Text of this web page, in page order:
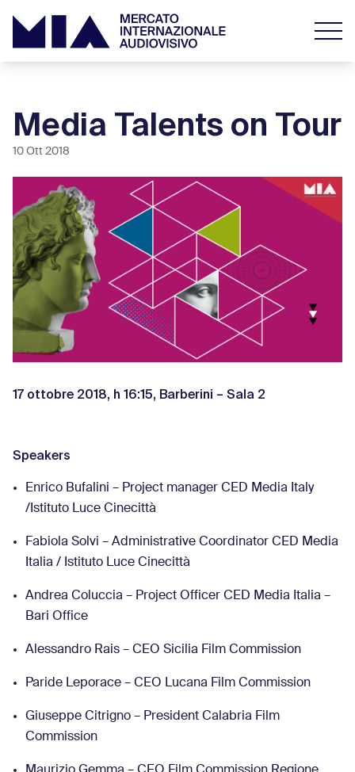
Media Talents on Tour
10 Ott 2018
17 ottobre 2018, h 16:15, Barberini – Sala 2
Speakers
Enrico Bufalini – Project manager CED Media Italy
/Istituto Luce Cinecittà
Fabiola Solvi – Administrative Coordinator CED Media
Italia / Istituto Luce Cinecittà
Andrea Coluccia – Project Officer CED Media Italia –
Bari Office
Alessandro Rais – CEO Sicilia Film Commission
Paride Leporace – CEO Lucana Film Commission
Giuseppe Citrigno – President Calabria Film
Commission